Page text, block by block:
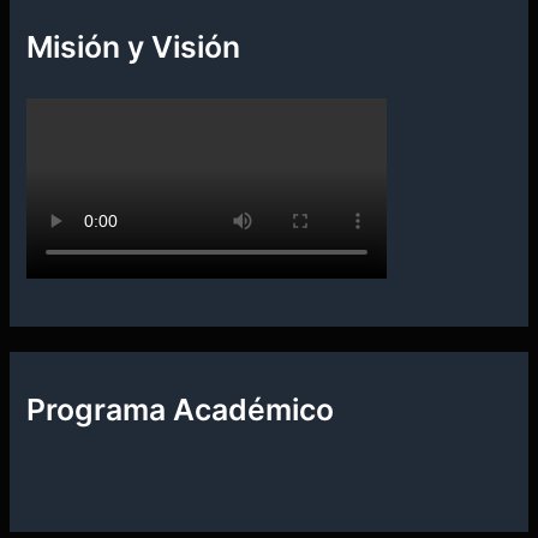
Misión y Visión
Programa Académico